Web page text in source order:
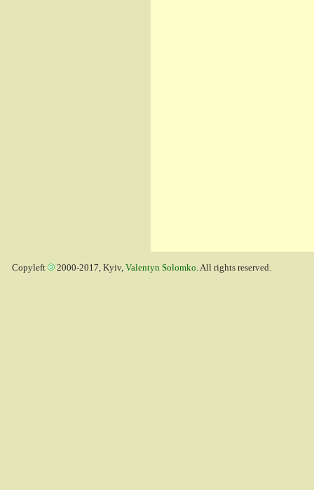
Copyleft 2000-2017, Kyiv, Valentyn Solomko. All rights reserved.